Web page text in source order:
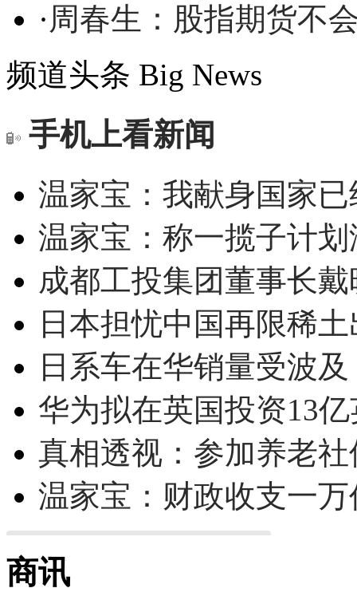
·周春生：股指期货不
频道头条 Big News
手机上看新闻
温家宝：我献身国家
温家宝：称一揽子计
成都工投集团董事长
日本担忧中国再限稀
日系车在华销量受波
华为拟在英国投资13
真相透视：参加养老
温家宝：财政收支一
商讯